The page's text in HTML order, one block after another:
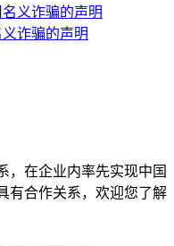
诈骗的声明
，在企业内率先实现中国
有合作关系，欢迎您了解